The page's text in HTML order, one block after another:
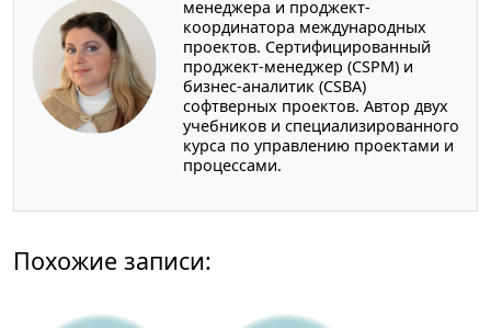
менеджера и проджект-
координатора международных
проектов. Сертифицированный
проджект-менеджер (CSPM) и
бизнес-аналитик (CSBA)
софтверных проектов. Автор двух
учебников и специализированного
курса по управлению проектами и
процессами.
Похожие записи: